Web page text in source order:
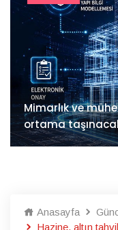
Mimarlık ve
ortama
Anasayfa
Hazine, altın